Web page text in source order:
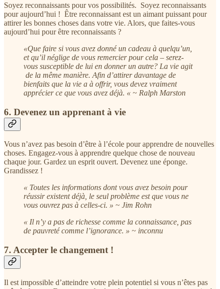
Soyez reconnaissants pour vos possibilités. Soyez reconnaissants
pour aujourd’hui ! Être reconnaissant est un aimant puissant pour
attirer les bonnes choses dans votre vie. Alors, que faites-vous
aujourd’hui pour être reconnaissants ?
«Que faire si vous avez donné un cadeau à quelqu’un,
et qu’il néglige de vous remercier pour cela – serez-
vous susceptible de lui en donner un autre? La vie agit
de la même manière. Afin d’attirer davantage de
bienfaits que la vie a à offrir, vous devez vraiment
apprécier ce que vous avez déjà. « ~ Ralph Marston
6. Devenez un apprenant à vie
Vous n’avez pas besoin d’être à l’école pour apprendre de nouvelles
choses. Engagez-vous à apprendre quelque chose de nouveau
chaque jour. Gardez un esprit ouvert. Devenez une éponge.
Grandissez !
« Toutes les informations dont vous avez besoin pour
réussir existent déjà, le seul problème est que vous ne
vous ouvrez pas à celles-ci. » ~ Jim Rohn
« Il n’y a pas de richesse comme la connaissance, pas
de pauvreté comme l’ignorance. » ~ inconnu
7. Accepter le changement !
Il est impossible d’atteindre votre plein potentiel si vous n’êtes pas